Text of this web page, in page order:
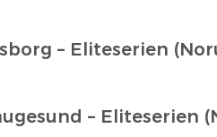
– Eliteserien
– Eliteserien